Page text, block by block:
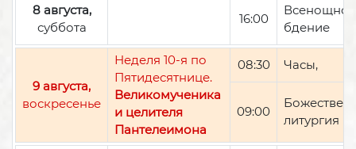
8 августа,
суббота
16:00
Всенощное
бдение
9 августа,
воскресенье
Неделя 10-я по
Пятидесятнице.
Великомученика
и целителя
Пантелеимона
08:30 Часы,
09:00
литургия